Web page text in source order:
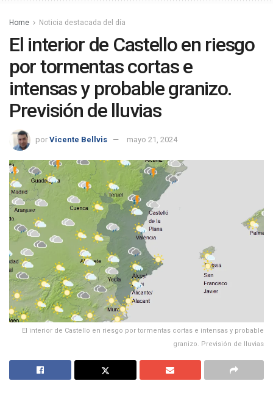
Home Noticia destacada del día
El interior de Castello en riesgo
por tormentas cortas e
intensas y probable granizo.
Previsión de lluvias
por Vicente Bellvis mayo 21, 2024
El interior de Castello en riesgo por tormentas cortas e intensas y probable
granizo. Previsión de lluvias